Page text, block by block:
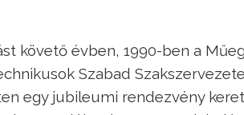
követő évben, 1990-ben a
Szabad
egy jubileumi rendezvény